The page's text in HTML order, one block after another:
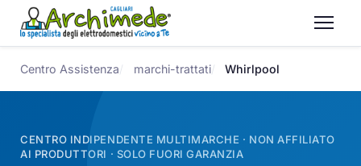
Centro Assistenza marchi-trattati Whirlpool
CENTRO INDIPENDENTE MULTIMARCHE · NON AFFILIATO
AI PRODUTTORI · SOLO FUORI GARANZIA